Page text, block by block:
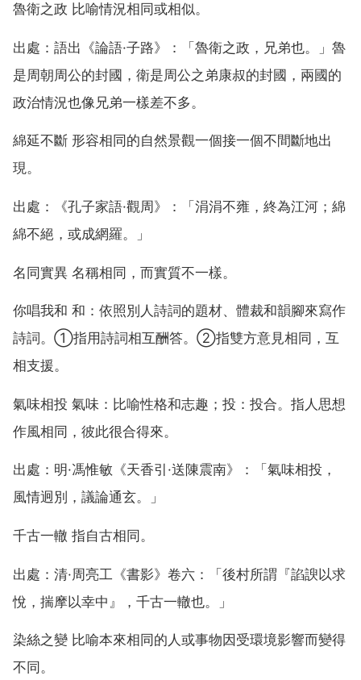
魯衛之政 比喻情況相同或相似。
出處：語出《論語·子路》：「魯衛之政，兄弟也。」魯
是周朝周公的封國，衛是周公之弟康叔的封國，兩國的
政治情況也像兄弟一樣差不多。
綿延不斷 形容相同的自然景觀一個接一個不間斷地出
現。
出處：《孔子家語·觀周》：「涓涓不雍，終為江河；綿
綿不絕，或成網羅。」
名同實異 名稱相同，而實質不一樣。
你唱我和 和：依照別人詩詞的題材、體裁和韻腳來寫作
詩詞。①指用詩詞相互酬答。②指雙方意見相同，互
相支援。
氣味相投 氣味：比喻性格和志趣；投：投合。指人思想
作風相同，彼此很合得來。
出處：明·馮惟敏《天香引·送陳震南》：「氣味相投，
風情迥別，議論通玄。」
千古一轍 指自古相同。
出處：清·周亮工《書影》卷六：「後村所謂『諂諛以求
悅，揣摩以幸中』，千古一轍也。」
染絲之變 比喻本來相同的人或事物因受環境影響而變得
不同。